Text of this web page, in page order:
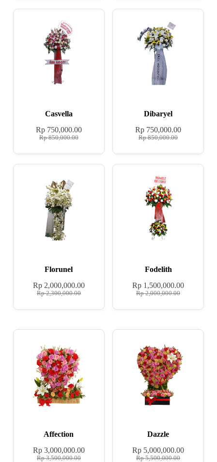
Casvella
Rp850,000.00
Rp750,000.00
Dibaryel
Rp850,000.00
Rp 750,000.00
Florunel
Rp2,300,000.00
Rp2,000,000.00
Fodelith
Rp2,000,000.00
Rp 1,500,000.00
Affection
Rp3,500,000.00
Rp3,000,000.00
Dazzle
Rp5,500,000.00
Rp 5,000,000.00